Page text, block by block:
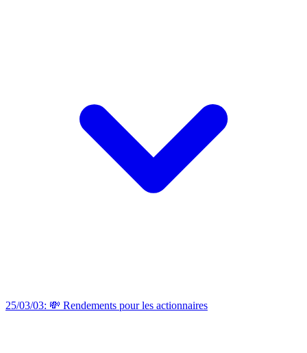
25/03/03: 💸 Rendements pour les actionnaires